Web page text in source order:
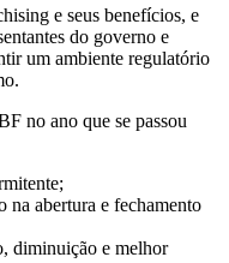
e seus benefícios, e
do governo e
um ambiente regulatório
no ano que se passou
na abertura e fechamento
diminuição e melhor